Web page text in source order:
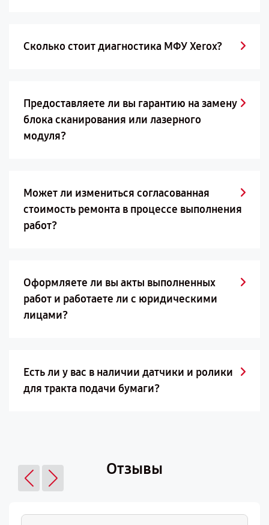
Сколько стоит диагностика МФУ Xerox?
Предоставляете ли вы гарантию на замену
блока сканирования или лазерного
модуля?
Может ли измениться согласованная
стоимость ремонта в процессе выполнения
работ?
Оформляете ли вы акты выполненных
работ и работаете ли с юридическими
лицами?
Есть ли у вас в наличии датчики и ролики
для тракта подачи бумаги?
Отзывы